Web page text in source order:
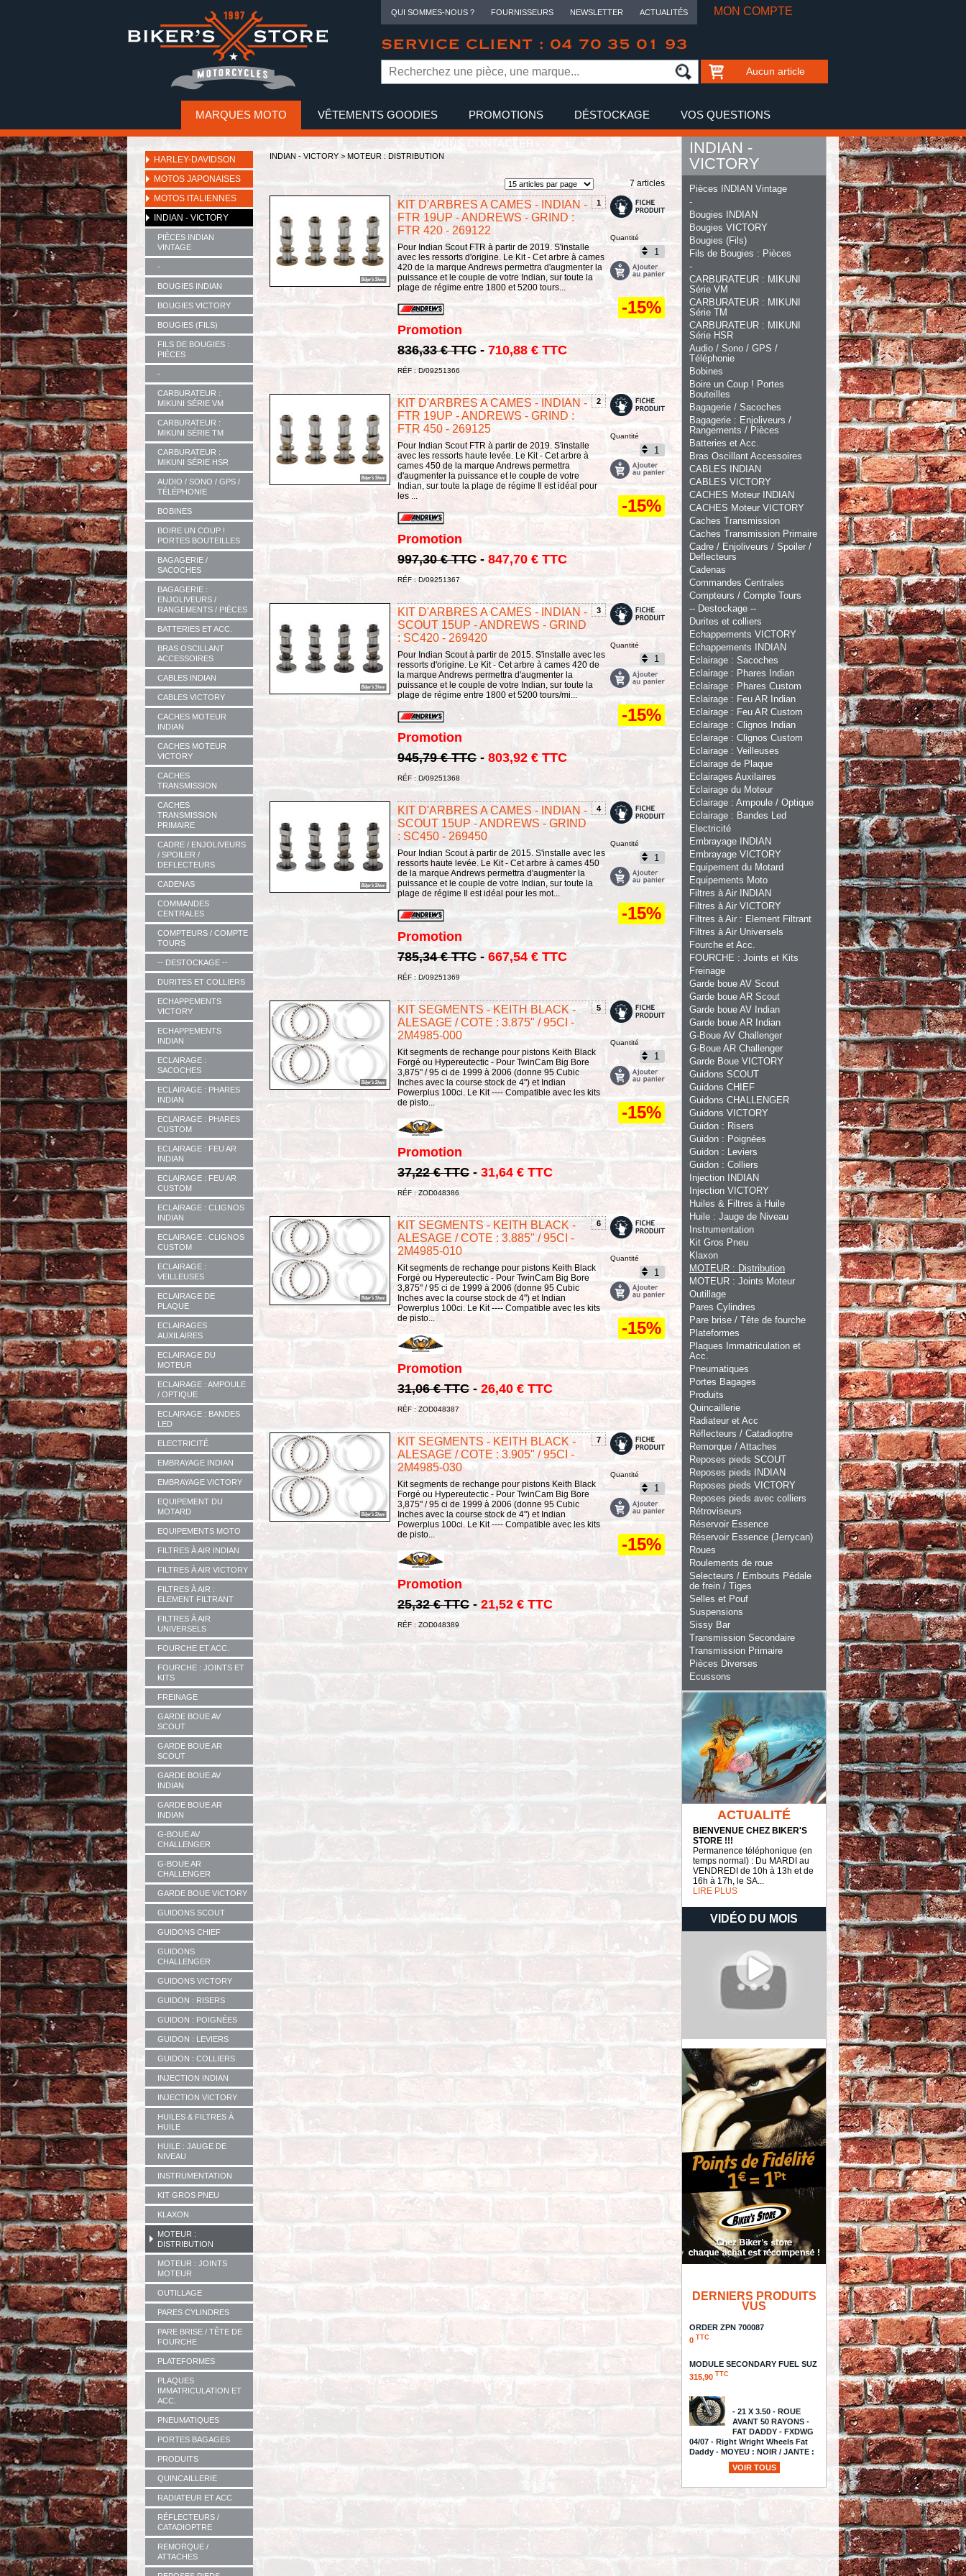
QUI SOMMES-NOUS ? FOURNISSEURS NEWSLETTER ACTUALITÉS MON COMPTE
SERVICE CLIENT : 04 70 35 01 93
Aucun article
MARQUES MOTO VÊTEMENTS GOODIES PROMOTIONS DÉSTOCKAGE VOS QUESTIONS
NOUS CONTACTER
HARLEY-DAVIDSON
MOTOS JAPONAISES
MOTOS ITALIENNES
INDIAN - VICTORY
PIÈCES INDIAN
VINTAGE
-
BOUGIES INDIAN
BOUGIES VICTORY
BOUGIES (FILS)
FILS DE BOUGIES :
PIÈCES
-
CARBURATEUR :
MIKUNI SÉRIE VM
CARBURATEUR :
MIKUNI SÉRIE TM
CARBURATEUR :
MIKUNI SÉRIE HSR
AUDIO / SONO / GPS /
TÉLÉPHONIE
BOBINES
BOIRE UN COUP !
PORTES BOUTEILLES
BAGAGERIE /
SACOCHES
BAGAGERIE :
ENJOLIVEURS /
RANGEMENTS / PIÈCES
BATTERIES ET ACC.
BRAS OSCILLANT
ACCESSOIRES
CABLES INDIAN
CABLES VICTORY
CACHES MOTEUR
INDIAN
CACHES MOTEUR
VICTORY
CACHES
TRANSMISSION
CACHES
TRANSMISSION
PRIMAIRE
CADRE / ENJOLIVEURS
/ SPOILER /
DEFLECTEURS
CADENAS
COMMANDES
CENTRALES
COMPTEURS / COMPTE
TOURS
-- DESTOCKAGE --
DURITES ET COLLIERS
ECHAPPEMENTS
VICTORY
ECHAPPEMENTS
INDIAN
ECLAIRAGE :
SACOCHES
ECLAIRAGE : PHARES
INDIAN
ECLAIRAGE : PHARES
CUSTOM
ECLAIRAGE : FEU AR
INDIAN
ECLAIRAGE : FEU AR
CUSTOM
ECLAIRAGE : CLIGNOS
INDIAN
ECLAIRAGE : CLIGNOS
CUSTOM
ECLAIRAGE :
VEILLEUSES
ECLAIRAGE DE
PLAQUE
ECLAIRAGES
AUXILAIRES
ECLAIRAGE DU
MOTEUR
ECLAIRAGE : AMPOULE
/ OPTIQUE
ECLAIRAGE : BANDES
LED
ELECTRICITÉ
EMBRAYAGE INDIAN
EMBRAYAGE VICTORY
EQUIPEMENT DU
MOTARD
EQUIPEMENTS MOTO
FILTRES À AIR INDIAN
FILTRES À AIR VICTORY
FILTRES À AIR :
ELEMENT FILTRANT
FILTRES À AIR
UNIVERSELS
FOURCHE ET ACC.
FOURCHE : JOINTS ET
KITS
FREINAGE
GARDE BOUE AV
SCOUT
GARDE BOUE AR
SCOUT
GARDE BOUE AV
INDIAN
GARDE BOUE AR
INDIAN
G-BOUE AV
CHALLENGER
G-BOUE AR
CHALLENGER
GARDE BOUE VICTORY
GUIDONS SCOUT
GUIDONS CHIEF
GUIDONS
CHALLENGER
GUIDONS VICTORY
GUIDON : RISERS
GUIDON : POIGNÉES
GUIDON : LEVIERS
GUIDON : COLLIERS
INJECTION INDIAN
INJECTION VICTORY
HUILES & FILTRES À
HUILE
HUILE : JAUGE DE
NIVEAU
INSTRUMENTATION
KIT GROS PNEU
KLAXON
MOTEUR :
DISTRIBUTION
MOTEUR : JOINTS
MOTEUR
OUTILLAGE
PARES CYLINDRES
PARE BRISE / TÊTE DE
FOURCHE
PLATEFORMES
PLAQUES
IMMATRICULATION ET
ACC.
PNEUMATIQUES
PORTES BAGAGES
PRODUITS
QUINCAILLERIE
RADIATEUR ET ACC
RÉFLECTEURS /
CATADIOPTRE
REMORQUE /
ATTACHES
INDIAN - VICTORY > MOTEUR : DISTRIBUTION
7 articles
1
KIT D'ARBRES A CAMES - INDIAN -
FTR 19UP - ANDREWS - GRIND :
FTR 420 - 269122
Pour Indian Scout FTR à partir de 2019. S'installe
avec les ressorts d'origine. Le Kit - Cet arbre à cames
420 de la marque Andrews permettra d'augmenter la
puissance et le couple de votre Indian, sur toute la
plage de régime entre 1800 et 5200 tours...
Promotion
836,33 € TTC - 710,88 € TTC
RÉF : D/09251366
Quantité
-15%
2
KIT D'ARBRES A CAMES - INDIAN -
FTR 19UP - ANDREWS - GRIND :
FTR 450 - 269125
Pour Indian Scout FTR à partir de 2019. S'installe
avec les ressorts haute levée. Le Kit - Cet arbre à
cames 450 de la marque Andrews permettra
d'augmenter la puissance et le couple de votre
Indian, sur toute la plage de régime Il est idéal pour
les ...
Promotion
997,30 € TTC - 847,70 € TTC
RÉF : D/09251367
Quantité
-15%
3
KIT D'ARBRES A CAMES - INDIAN -
SCOUT 15UP - ANDREWS - GRIND
: SC420 - 269420
Pour Indian Scout à partir de 2015. S'installe avec les
ressorts d'origine. Le Kit - Cet arbre à cames 420 de
la marque Andrews permettra d'augmenter la
puissance et le couple de votre Indian, sur toute la
plage de régime entre 1800 et 5200 tours/mi...
Promotion
945,79 € TTC - 803,92 € TTC
RÉF : D/09251368
Quantité
-15%
4
KIT D'ARBRES A CAMES - INDIAN -
SCOUT 15UP - ANDREWS - GRIND
: SC450 - 269450
Pour Indian Scout à partir de 2015. S'installe avec les
ressorts haute levée. Le Kit - Cet arbre à cames 450
de la marque Andrews permettra d'augmenter la
puissance et le couple de votre Indian, sur toute la
plage de régime Il est idéal pour les mot...
Promotion
785,34 € TTC - 667,54 € TTC
RÉF : D/09251369
Quantité
-15%
5
KIT SEGMENTS - KEITH BLACK -
ALESAGE / COTE : 3.875" / 95CI -
2M4985-000
Kit segments de rechange pour pistons Keith Black
Forgé ou Hypereutectic - Pour TwinCam Big Bore
3,875" / 95 ci de 1999 à 2006 (donne 95 Cubic
Inches avec la course stock de 4") et Indian
Powerplus 100ci. Le Kit ---- Compatible avec les kits
de pisto...
Promotion
37,22 € TTC - 31,64 € TTC
RÉF : ZOD048386
Quantité
-15%
6
KIT SEGMENTS - KEITH BLACK -
ALESAGE / COTE : 3.885" / 95CI -
2M4985-010
Kit segments de rechange pour pistons Keith Black
Forgé ou Hypereutectic - Pour TwinCam Big Bore
3,875" / 95 ci de 1999 à 2006 (donne 95 Cubic
Inches avec la course stock de 4") et Indian
Powerplus 100ci. Le Kit ---- Compatible avec les kits
de pisto...
Promotion
31,06 € TTC - 26,40 € TTC
RÉF : ZOD048387
Quantité
-15%
7
KIT SEGMENTS - KEITH BLACK -
ALESAGE / COTE : 3.905" / 95CI -
2M4985-030
Kit segments de rechange pour pistons Keith Black
Forgé ou Hypereutectic - Pour TwinCam Big Bore
3,875" / 95 ci de 1999 à 2006 (donne 95 Cubic
Inches avec la course stock de 4") et Indian
Powerplus 100ci. Le Kit ---- Compatible avec les kits
de pisto...
Promotion
25,32 € TTC - 21,52 € TTC
RÉF : ZOD048389
Quantité
-15%
INDIAN -
VICTORY
Pièces INDIAN Vintage
-
Bougies INDIAN
Bougies VICTORY
Bougies (Fils)
Fils de Bougies : Pièces
-
CARBURATEUR : MIKUNI
Série VM
CARBURATEUR : MIKUNI
Série TM
CARBURATEUR : MIKUNI
Série HSR
Audio / Sono / GPS /
Téléphonie
Bobines
Boire un Coup ! Portes
Bouteilles
Bagagerie / Sacoches
Bagagerie : Enjoliveurs /
Rangements / Pièces
Batteries et Acc.
Bras Oscillant Accessoires
CABLES INDIAN
CABLES VICTORY
CACHES Moteur INDIAN
CACHES Moteur VICTORY
Caches Transmission
Caches Transmission Primaire
Cadre / Enjoliveurs / Spoiler /
Deflecteurs
Cadenas
Commandes Centrales
Compteurs / Compte Tours
-- Destockage --
Durites et colliers
Echappements VICTORY
Echappements INDIAN
Eclairage : Sacoches
Eclairage : Phares Indian
Eclairage : Phares Custom
Eclairage : Feu AR Indian
Eclairage : Feu AR Custom
Eclairage : Clignos Indian
Eclairage : Clignos Custom
Eclairage : Veilleuses
Eclairage de Plaque
Eclairages Auxilaires
Eclairage du Moteur
Eclairage : Ampoule / Optique
Eclairage : Bandes Led
Electricité
Embrayage INDIAN
Embrayage VICTORY
Equipement du Motard
Equipements Moto
Filtres à Air INDIAN
Filtres à Air VICTORY
Filtres à Air : Element Filtrant
Filtres à Air Universels
Fourche et Acc.
FOURCHE : Joints et Kits
Freinage
Garde boue AV Scout
Garde boue AR Scout
Garde boue AV Indian
Garde boue AR Indian
G-Boue AV Challenger
G-Boue AR Challenger
Garde Boue VICTORY
Guidons SCOUT
Guidons CHIEF
Guidons CHALLENGER
Guidons VICTORY
Guidon : Risers
Guidon : Poignées
Guidon : Leviers
Guidon : Colliers
Injection INDIAN
Injection VICTORY
Huiles & Filtres à Huile
Huile : Jauge de Niveau
Instrumentation
Kit Gros Pneu
Klaxon
MOTEUR : Distribution
MOTEUR : Joints Moteur
Outillage
Pares Cylindres
Pare brise / Tête de fourche
Plateformes
Plaques Immatriculation et
Acc.
Pneumatiques
Portes Bagages
Produits
Quincaillerie
Radiateur et Acc
Réflecteurs / Catadioptre
Remorque / Attaches
Reposes pieds SCOUT
Reposes pieds INDIAN
Reposes pieds VICTORY
Reposes pieds avec colliers
Rétroviseurs
Réservoir Essence
Réservoir Essence (Jerrycan)
Roues
Roulements de roue
Selecteurs / Embouts Pédale
de frein / Tiges
Selles et Pouf
Suspensions
Sissy Bar
Transmission Secondaire
Transmission Primaire
Pièces Diverses
Ecussons
ACTUALITÉ
BIENVENUE CHEZ BIKER'S
STORE !!!
Permanence téléphonique (en
temps normal) : Du MARDI au
VENDREDI de 10h à 13h et de
16h à 17h, le SA...
LIRE PLUS
VIDÉO DU MOIS
DERNIERS PRODUITS
VUS
ORDER ZPN 700087
0 TTC
MODULE SECONDARY FUEL SUZ
315,90 TTC
- 21 X 3.50 - ROUE
AVANT 50 RAYONS -
FAT DADDY - FXDWG
04/07 - Right Wright Wheels Fat
Daddy - MOYEU : NOIR / JANTE :
NOIR / RAYONS : NOIR
TTC
GUIDON WILD 1 -
BAGGER - TOURING
VOIR TOUS